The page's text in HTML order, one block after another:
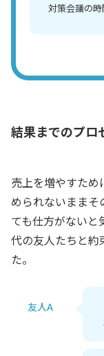
対策会議の時
結果までのプロ
売上を増やすた
められないまま
ても仕方がない
代の友人たちと約
た。
友人A